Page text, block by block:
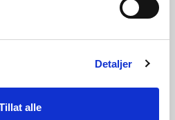
Detaljer
alle
veileder: Skal gi bedre
innsigelser